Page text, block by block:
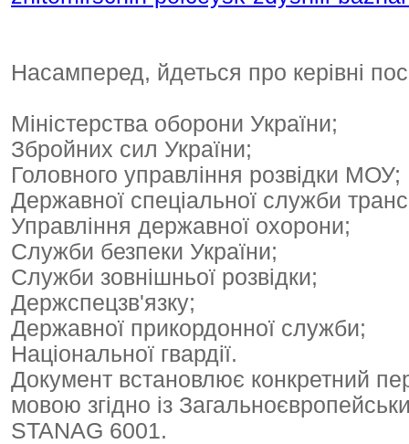
Насамперед, йдеться про керівні
Міністерства оборони України;
Збройних сил України;
Головного управління розвідки МОУ;
Державної спеціальної служби
Управління державної охорони;
Служби безпеки України;
Служби зовнішньої розвідки;
Держспецзв'язку;
Державної прикордонної служби;
Національної гвардії.
Документ встановлює конкретний
мовою згідно із
STANAG 6001.